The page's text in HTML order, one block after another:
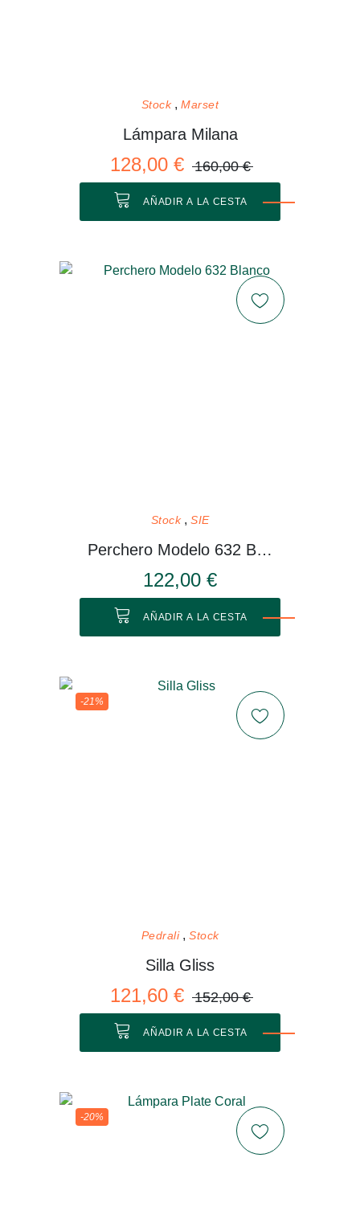
Stock Marset
Lámpara Milana
128,00 € 160,00 €
AÑADIR A LA CESTA
Stock SIE
Perchero Modelo 632 Blanco
122,00 €
AÑADIR A LA CESTA
-21%
Pedrali Stock
Silla Gliss
121,60 € 152,00 €
AÑADIR A LA CESTA
-20%